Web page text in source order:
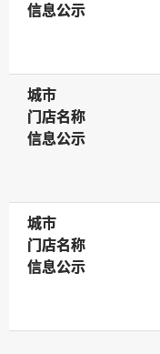
信息公示
信息公示
城市
城市
门店名称
门店名称
信息公示
信息公示
城市
城市
门店名称
门店名称
信息公示
信息公示